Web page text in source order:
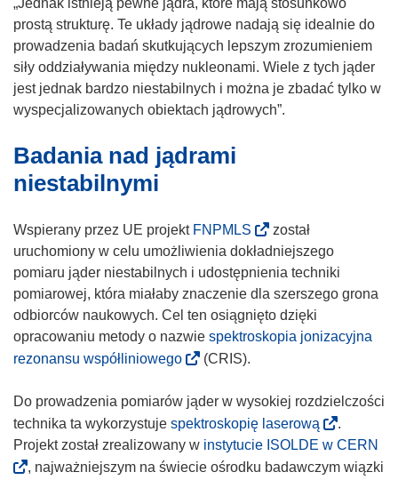
i
ę
w
n
w
m
k
n
i
e
)
y
s
i
ę
w
o
y
o
k
n
i
e
)
n
k
o
t
o
s
i
ę
w
n
o
w
m
o
k
n
o
ś
n
i
z
y
s
i
ę
w
w
y
m
o
„Jednak istnieją pewne jądra, które mają stosunkowo
prostą strukturę. Te układy jądrowe nadają się idealnie do
prowadzenia badań skutkujących lepszym zrozumieniem
siły oddziaływania między nukleonami. Wiele z tych jąder
jest jednak bardzo niestabilnych i można je zbadać tylko w
wyspecjalizowanych obiektach jądrowych”.
Badania nad jądrami
niestabilnymi
Wspierany przez UE projekt FNPMLS
o
d
n
o
ś
k
o
t
w
został
uruchomiony w celu umożliwienia dokładniejszego
pomiaru jąder niestabilnych i udostępnienia techniki
pomiarowej, która miałaby znaczenie dla szerszego grona
odbiorców naukowych. Cel ten osiągnięto dzięki
opracowaniu metody o nazwie spektroskopia jonizacyjna
rezonansu współliniowego(
d
n
o
ś
(CRIS).
Do prowadzenia pomiarów jąder w wysokiej rozdzielczości
technika ta wykorzystuje spektroskopię laserową
o
d
.
Projekt został zrealizowany w instytucie ISOLDE w CERN
o
, najważniejszym na świecie ośrodku badawczym wiązki